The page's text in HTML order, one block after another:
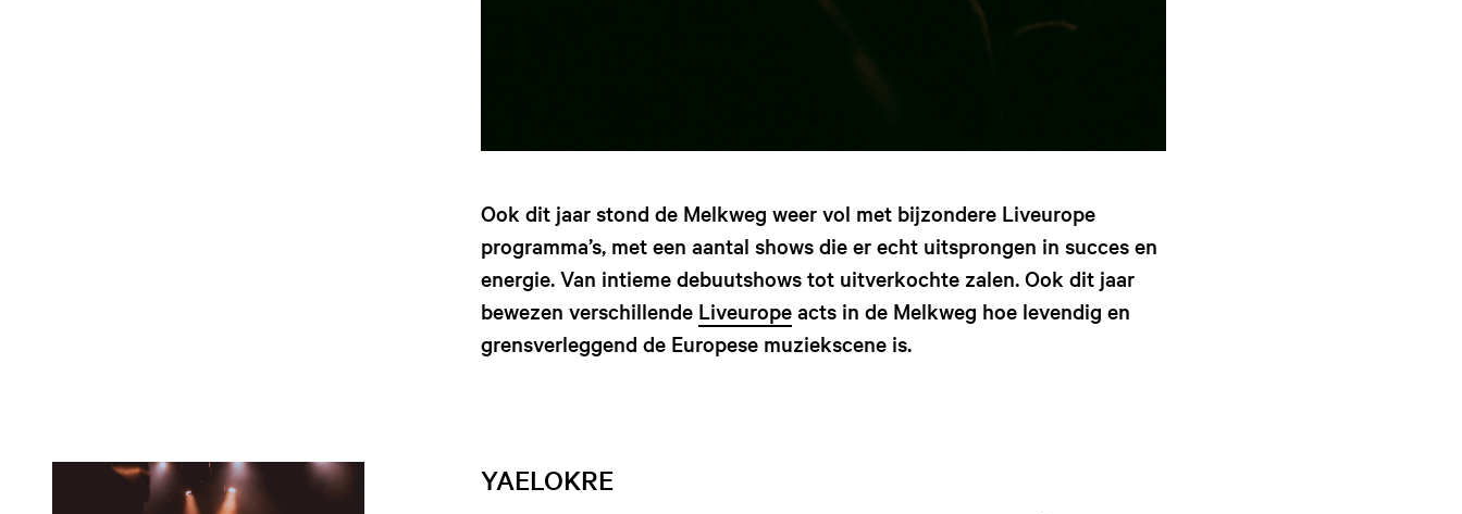
Ook dit jaar stond de Melkweg weer vol met bijzondere Liveurope
programma’s, met een aantal shows die er echt uitsprongen in succes en
energie. Van intieme debuutshows tot uitverkochte zalen. Ook dit jaar
bewezen verschillende Liveuropeacts in de Melkweg hoe levendig en
grensverleggend de Europese muziekscene is.
YAELOKRE